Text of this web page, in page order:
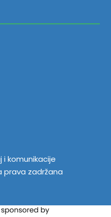
i komunikacije
prava zadržana